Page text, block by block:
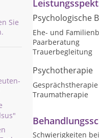
Sie
Psychologische
Ehe- und
Paarberatung
Trauerbegleitung
Psychotherapie
Gesprächstherapie
Traumatherapie
Schwierigkeiten